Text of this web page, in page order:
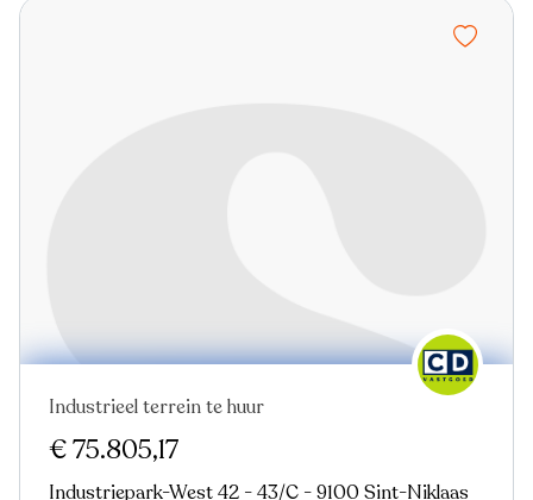
Industrieel terrein te huur
€ 75.805,17
Industriepark-West 42 - 43/C - 9100 Sint-Niklaas